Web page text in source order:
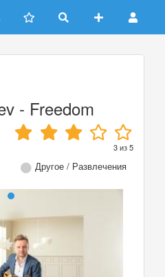
- Freedom
3из5
Другое / Развлечения